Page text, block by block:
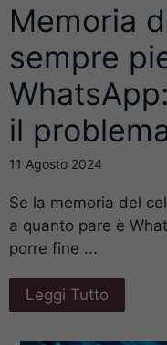
Memoria
sempre
il
11 Agosto 2024
Se la memoria del
a quanto pare è
porre fine ...
Leggi Tutto